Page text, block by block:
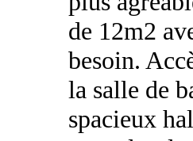
de 12m2
besoin.
la salle de
spacieux